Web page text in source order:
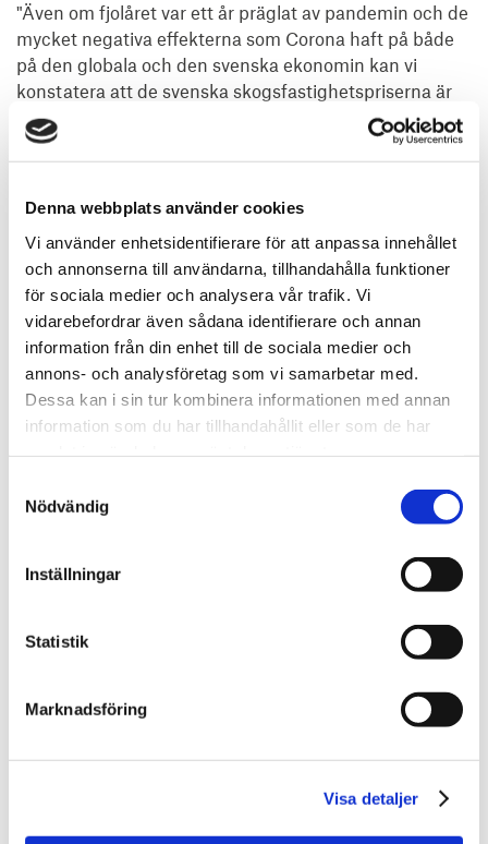
Denna webbplats använder cookies
Vi använder enhetsidentifierare för att anpassa innehållet
och annonserna till användarna, tillhandahålla funktioner
för sociala medier och analysera vår trafik. Vi
vidarebefordrar även sådana identifierare och annan
information från din enhet till de sociala medier och
annons- och analysföretag som vi samarbetar med.
Dessa kan i sin tur kombinera informationen med annan
information som du har tillhandahållit eller som de har
Nödvändig
Inställningar
Statistik
Marknadsföring
Visa detaljer
"Även om fjolåret var ett år präglat av pandemin och de
mycket negativa effekterna som Corona haft på både
på den globala och den svenska ekonomin kan vi
konstatera att de svenska skogsfastighetspriserna är
stabila. Trots utmaningarna med insektsangrepp och
pandemi är skogsfastigheter fortsatt ett mycket
intressant investeringsalternativ. Vilket avspeglar sig i
under 2020” säger Paul Nord, Affärsområdeschef
Svefa Skog och Lantbruk.
Bakgrund - Svensk Fastighetsmarknad Fokus Skog
Rapporten gavs ut första gången 2011 och innehåller
analyser för samtliga län i Sverige och årets rapport
beskriver bedömda värden avseende den skogliga
fastighetsmarknaden i mars 2021.